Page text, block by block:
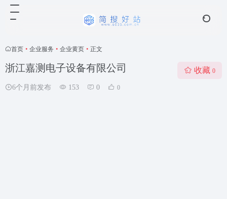
首页 • 企业服务 • 企业黄页 • 正文
浙江嘉测电子设备有限公司
6个月前发布 153 0 0
收藏 0